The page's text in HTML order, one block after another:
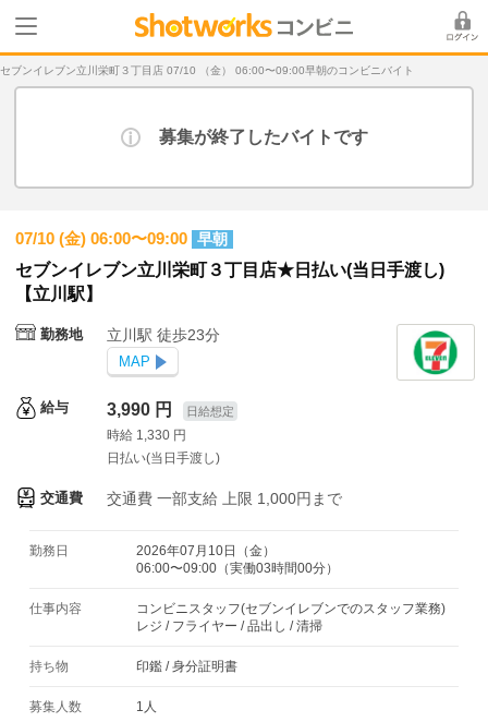
セブンイレブン立川栄町３丁目店 07/10 （金） 06:00〜09:00早朝のコンビニバイト
募集が終了したバイトです
07/10 (金) 06:00〜09:00 早朝
セブンイレブン立川栄町３丁目店★日払い(当日手渡し)
【立川駅】
勤務地 立川駅 徒歩23分
MAP
給与 3,990 円 日給想定
時給 1,330 円
日払い(当日手渡し)
交通費 交通費 一部支給 上限 1,000円まで
勤務日
2026年07月10日（金）
06:00〜09:00（実働03時間00分）
仕事内容
コンビニスタッフ(セブンイレブンでのスタッフ業務)
レジ / フライヤー / 品出し / 清掃
持ち物 印鑑 /身分証明書
募集人数 1人